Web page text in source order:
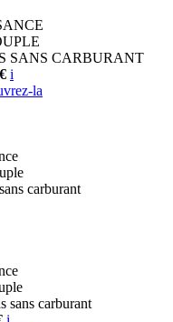
SANS CARBURANT
i
la
carburant
sans carburant